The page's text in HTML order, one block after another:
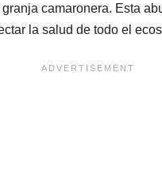
camaronera. Esta
la salud de todo el